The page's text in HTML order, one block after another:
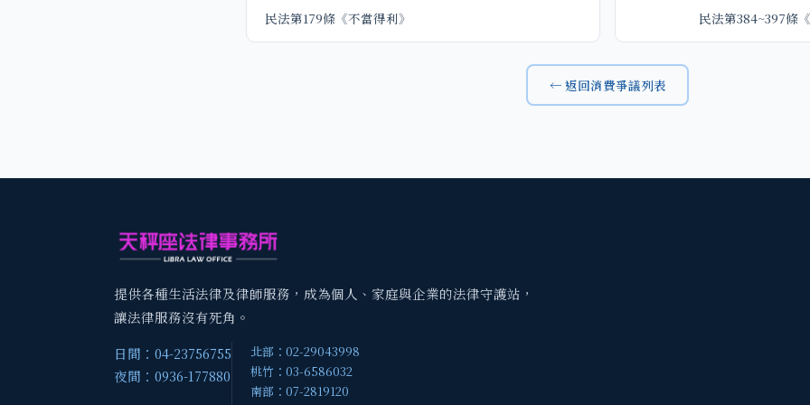
民法第179條《不當得利》 民法第384~397條
← 返回消費爭議列表
提供各種生活法律及律師服務，成為個人、家庭與企業的法律守護站，
讓法律服務沒有死角。
日間：04-23756755
夜間：0936-177880
北部：02-29043998
桃竹：03-6586032
南部：07-2819120